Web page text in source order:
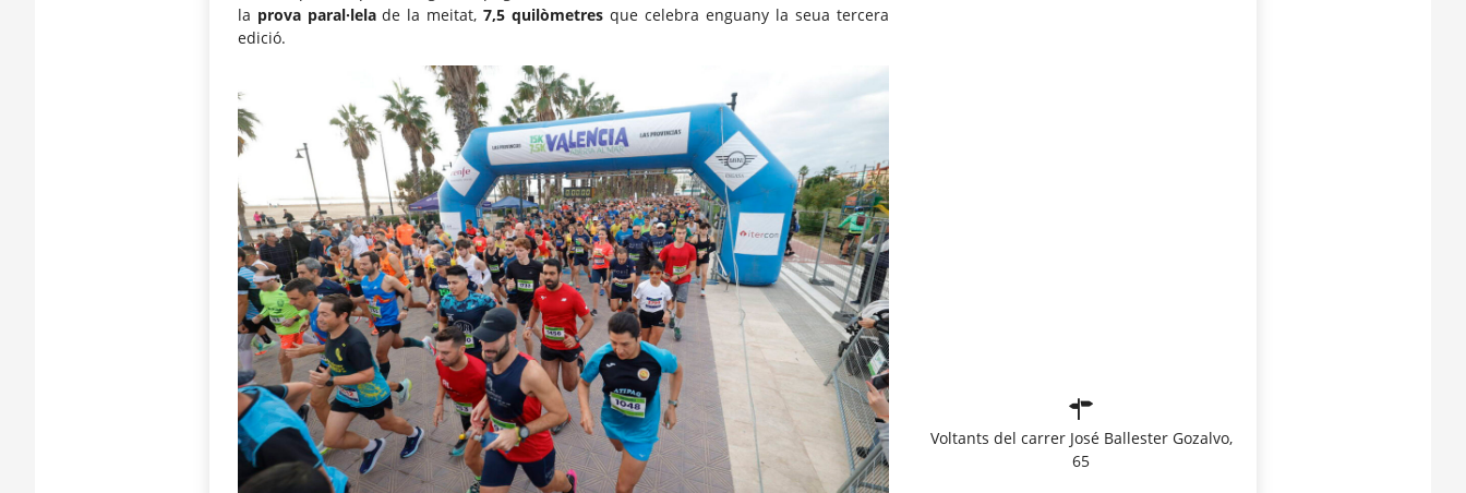
la prova paral·lelade la meitat,7,5 quilòmetres que celebra enguany la seua tercera
edició.
Voltants del carrer José Ballester Gozalvo,
65